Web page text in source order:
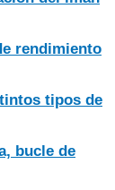
rendimiento
tipos de
bucle de